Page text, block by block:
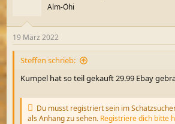
e
n
Alm-Öhi
19 März 2022
Steffen schrieb:
Kumpel hat so teil gekauft 29.99 Ebay
Du musst registriert sein im
als Anhang zu sehen. Registriere dich bitte